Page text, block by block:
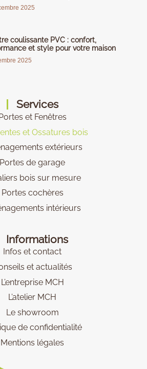
2025
coulissante PVC : confort,
et style pour votre maison
2025
Services
Portes et Fenêtres
et Ossatures bois
extérieurs
Portes de garage
bois sur mesure
Portes cochères
intérieurs
Informations
Infos et contact
et actualités
L’entreprise MCH
L’atelier MCH
Le showroom
de confidentialité
Mentions légales